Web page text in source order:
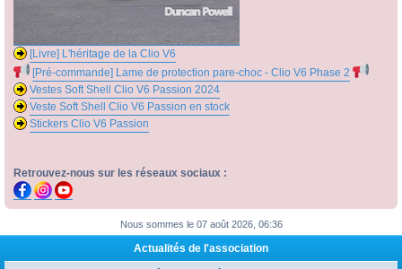
[Livre] L'héritage de la Clio V6
[Pré-commande] Lame de protection pare-choc - Clio V6 Phase 2
Vestes Soft Shell Clio V6 Passion 2024
Veste Soft Shell Clio V6 Passion en stock
Stickers Clio V6 Passion
Retrouvez-nous sur les réseaux sociaux :
Nous sommes le 07 août 2026, 06:36
Actualités de l'association